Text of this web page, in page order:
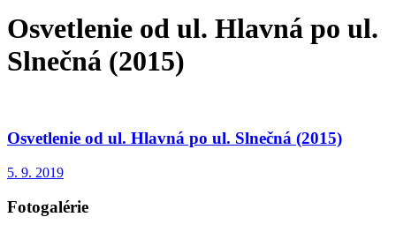
Osvetlenie od ul. Hlavná po ul.
Slnečná (2015)
Osvetlenie od ul. Hlavná po ul. Slnečná (2015)
5. 9. 2019
Fotogalérie